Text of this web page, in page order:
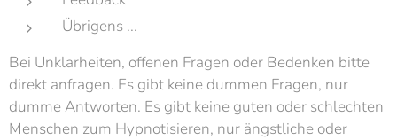
Übrigens ...
Bei Unklarheiten, offenen Fragen oder Bedenken bitte
direkt anfragen. Es gibt keine dummen Fragen, nur
dumme Antworten. Es gibt keine guten oder schlechten
Menschen zum Hypnotisieren, nur ängstliche oder